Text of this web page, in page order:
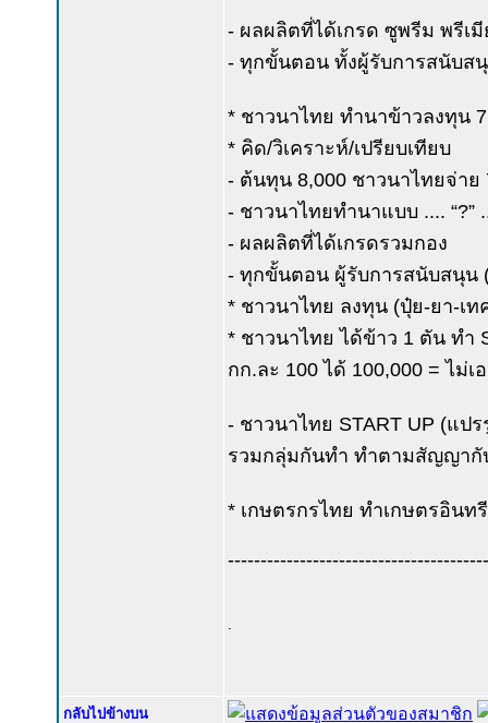
- ผลผลิตที่ได้เกรด ซูพรีม พรีเ
- ทุกขั้นตอน ทั้งผู้รับการสนับส
* ชาวนาไทย ทำนาข้าวลงทุน
* คิด/วิเคราะห์/เปรียบเทียบ
- ต้นทุน 8,000 ชาวนาไทยจ่าย
- ชาวนาไทยทำนาแบบ .... “?”
- ผลผลิตที่ได้เกรดรวมกอง
- ทุกขั้นตอน ผู้รับการสนับสนุน
* ชาวนาไทย ลงทุน (ปุ๋ย-ยา-เท
* ชาวนาไทย ได้ข้าว 1 ตัน ทำ
กก.ละ 100 ได้ 100,000 = ไม่เ
- ชาวนาไทย START UP (แป
รวมกลุ่มกันทำ ทำตามสัญญากั
* เกษตรกรไทย ทำเกษตรอินท
กลับไปข้างบน